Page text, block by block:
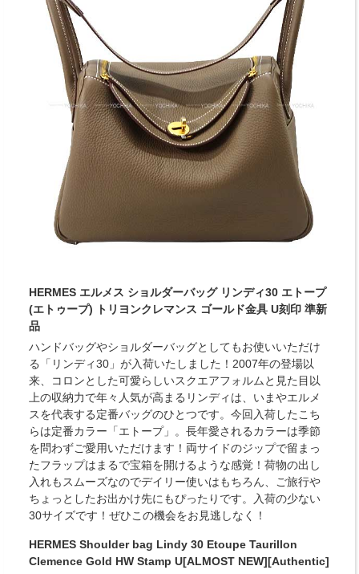
HERMES エルメス ショルダーバッグ リンディ30 エトープ
(エトゥープ) トリヨンクレマンス ゴールド金具 U刻印 準新
品
ハンドバッグやショルダーバッグとしてもお使いいただけ
る「リンディ30」が入荷いたしました！2007年の登場以
来、コロンとした可愛らしいスクエアフォルムと見た目以
上の収納力で年々人気が高まるリンディは、いまやエルメ
スを代表する定番バッグのひとつです。今回入荷したこち
らは定番カラー「エトープ」。長年愛されるカラーは季節
を問わずご愛用いただけます！両サイドのジップで留まっ
たフラップはまるで宝箱を開けるような感覚！荷物の出し
入れもスムーズなのでデイリー使いはもちろん、ご旅行や
ちょっとしたお出かけ先にもぴったりです。入荷の少ない
30サイズです！ぜひこの機会をお見逃しなく！
HERMES Shoulder bag Lindy 30 Etoupe Taurillon
Clemence Gold HW Stamp U[ALMOST NEW][Authentic]